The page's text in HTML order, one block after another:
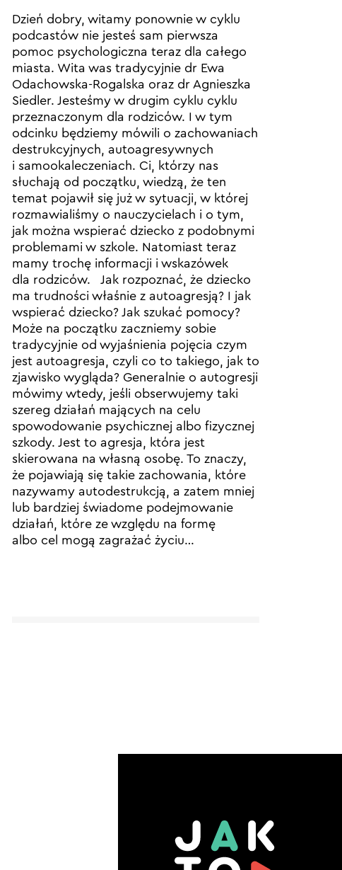
Dzień dobry, witamy ponownie w cyklu
podcastów nie jesteś sam pierwsza
pomoc psychologiczna teraz dla całego
miasta. Wita was tradycyjnie dr Ewa
Odachowska-Rogalska oraz dr Agnieszka
Siedler. Jesteśmy w drugim cyklu cyklu
przeznaczonym dla rodziców. I w tym
odcinku będziemy mówili o zachowaniach
destrukcyjnych, autoagresywnych
i samookaleczeniach. Ci, którzy nas
słuchają od początku, wiedzą, że ten
temat pojawił się już w sytuacji, w której
rozmawialiśmy o nauczycielach i o tym,
jak można wspierać dziecko z podobnymi
problemami w szkole. Natomiast teraz
mamy trochę informacji i wskazówek
dla rodziców. Jak rozpoznać, że dziecko
ma trudności właśnie z autoagresją? I jak
wspierać dziecko? Jak szukać pomocy?
Może na początku zaczniemy sobie
tradycyjnie od wyjaśnienia pojęcia czym
jest autoagresja, czyli co to takiego, jak to
zjawisko wygląda? Generalnie o autogresji
mówimy wtedy, jeśli obserwujemy taki
szereg działań mających na celu
spowodowanie psychicznej albo fizycznej
szkody. Jest to agresja, która jest
skierowana na własną osobę. To znaczy,
że pojawiają się takie zachowania, które
nazywamy autodestrukcją, a zatem mniej
lub bardziej świadome podejmowanie
działań, które ze względu na formę
albo cel mogą zagrażać życiu…